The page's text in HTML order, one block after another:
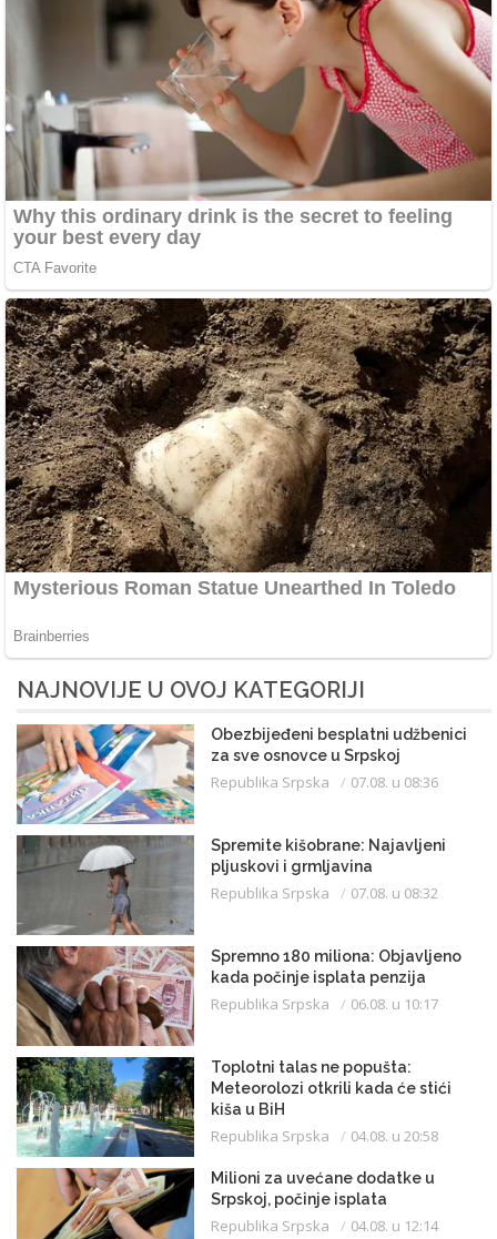
NAJNOVIJE U OVOJ KATEGORIJI
Obezbijeđeni besplatni udžbenici
za sve osnovce u Srpskoj
Republika Srpska 07.08. u 08:36
Spremite kišobrane: Najavljeni
pljuskovi i grmljavina
Republika Srpska 07.08. u 08:32
Spremno 180 miliona: Objavljeno
kada počinje isplata penzija
Republika Srpska 06.08. u 10:17
Toplotni talas ne popušta:
Meteorolozi otkrili kada će stići
kiša u BiH
Republika Srpska 04.08. u 20:58
Milioni za uvećane dodatke u
Srpskoj, počinje isplata
Republika Srpska 04.08. u 12:14